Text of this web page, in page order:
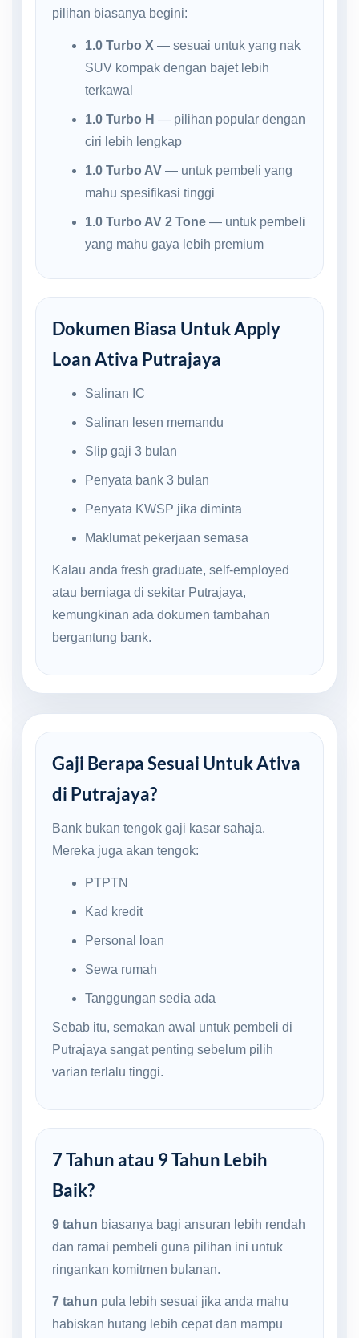
pilihan biasanya begini:
1.0 Turbo X — sesuai untuk yang nak
SUV kompak dengan bajet lebih
terkawal
1.0 Turbo H — pilihan popular dengan
ciri lebih lengkap
1.0 Turbo AV— untuk pembeli yang
mahu spesifikasi tinggi
1.0 Turbo AV 2 Tone— untuk pembeli
yang mahu gaya lebih premium
Dokumen Biasa Untuk Apply
Loan Ativa Putrajaya
Salinan IC
Salinan lesen memandu
Slip gaji 3 bulan
Penyata bank 3 bulan
Penyata KWSP jika diminta
Maklumat pekerjaan semasa
Kalau anda fresh graduate, self-employed
atau berniaga di sekitar Putrajaya,
kemungkinan ada dokumen tambahan
bergantung bank.
Gaji Berapa Sesuai Untuk Ativa
di Putrajaya?
Bank bukan tengok gaji kasar sahaja.
Mereka juga akan tengok:
PTPTN
Kad kredit
Personal loan
Sewa rumah
Tanggungan sedia ada
Sebab itu, semakan awal untuk pembeli di
Putrajaya sangat penting sebelum pilih
varian terlalu tinggi.
7 Tahun atau 9 Tahun Lebih
Baik?
9 tahun biasanya bagi ansuran lebih rendah
dan ramai pembeli guna pilihan ini untuk
ringankan komitmen bulanan.
7 tahun pula lebih sesuai jika anda mahu
habiskan hutang lebih cepat dan mampu